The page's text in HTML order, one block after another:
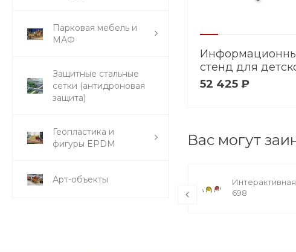
Парковая мебель и
МАФ
Защитные стальные
сетки (антидроновая
защита)
Геопластика и
фигуры EPDM
Арт-объекты
стенд для
площадки - CA
52 425 ₽
Вас могут
Информационный стенд для
698